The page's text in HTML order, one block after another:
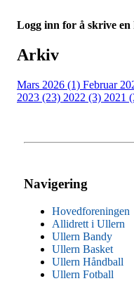
Logg inn for å skrive en
Arkiv
Mars 2026 (1) Februar
2023 (23) 2022 (3) 2021
Navigering
Hovedforeningen
Allidrett i Ullern
Ullern Bandy
Ullern Basket
Ullern Håndball
Ullern Fotball